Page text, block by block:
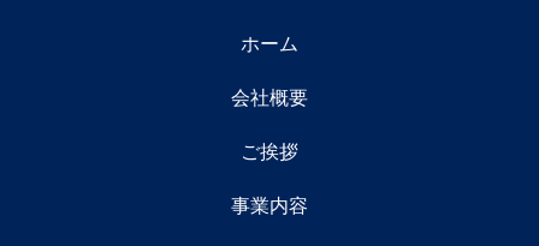
ホーム
会社概要
ご挨拶
事業内容